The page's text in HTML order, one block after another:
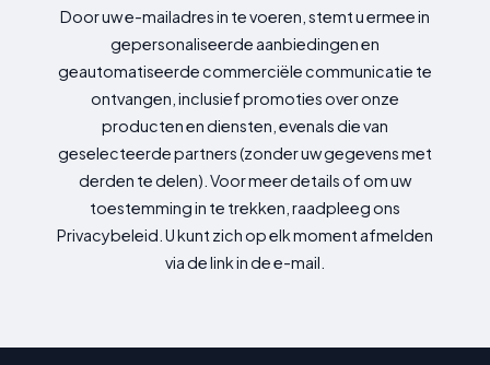
Door uw e-mailadres in te voeren, stemt u ermee in
gepersonaliseerde aanbiedingen en
geautomatiseerde commerciële communicatie te
ontvangen, inclusief promoties over onze
producten en diensten, evenals die van
geselecteerde partners (zonder uw gegevens met
derden te delen). Voor meer details of om uw
toestemming in te trekken, raadpleeg ons
Privacybeleid. U kunt zich op elk moment afmelden
via de link in de e-mail.